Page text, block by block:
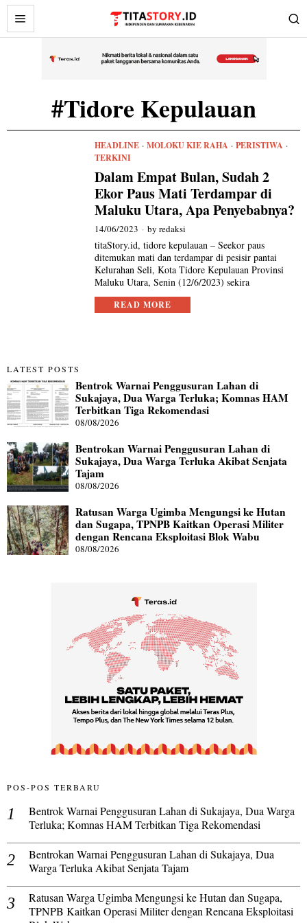
#Tidore Kepulauan
HEADLINE · MOLOKU KIE RAHA · PERISTIWA ·
TERKINI
Dalam Empat Bulan, Sudah 2
Ekor Paus Mati Terdampar di
Maluku Utara, Apa Penyebabnya?
14/06/2023 byredaksi
titaStory.id, tidore kepulauan – Seekor paus
ditemukan mati dan terdampar di pesisir pantai
Kelurahan Seli, Kota Tidore Kepulauan Provinsi
Maluku Utara, Senin (12/6/2023) sekira
READ MORE
LATEST POSTS
Bentrok Warnai Penggusuran Lahan di
Sukajaya, Dua Warga Terluka; Komnas HAM
Terbitkan Tiga Rekomendasi
08/08/2026
Bentrokan Warnai Penggusuran Lahan di
Sukajaya, Dua Warga Terluka Akibat Senjata
Tajam
08/08/2026
Ratusan Warga Ugimba Mengungsi ke Hutan
dan Sugapa, TPNPB Kaitkan Operasi Militer
dengan Rencana Eksploitasi Blok Wabu
08/08/2026
POS-POS TERBARU
Bentrok Warnai Penggusuran Lahan di Sukajaya, Dua Warga
Terluka; Komnas HAM Terbitkan Tiga Rekomendasi
Bentrokan Warnai Penggusuran Lahan di Sukajaya, Dua
Warga Terluka Akibat Senjata Tajam
Ratusan Warga Ugimba Mengungsi ke Hutan dan Sugapa,
TPNPB Kaitkan Operasi Militer dengan Rencana Eksploitasi